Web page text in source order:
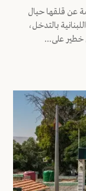
عن قلقها حيال
بالتدخل،
خطير على...